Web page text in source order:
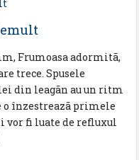
Frumoasa adormitã,
trece. Spusele
din leagãn au un ritm
o înzestreazã primele
vor fi luate de refluxul